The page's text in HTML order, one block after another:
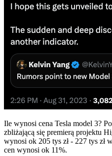
Ile wynosi cena Tesla model 3?
zbliżającą się premierą projektu
wynosi ok 205 tys zł - 227 tys zł
cen wynosi ok 11%.